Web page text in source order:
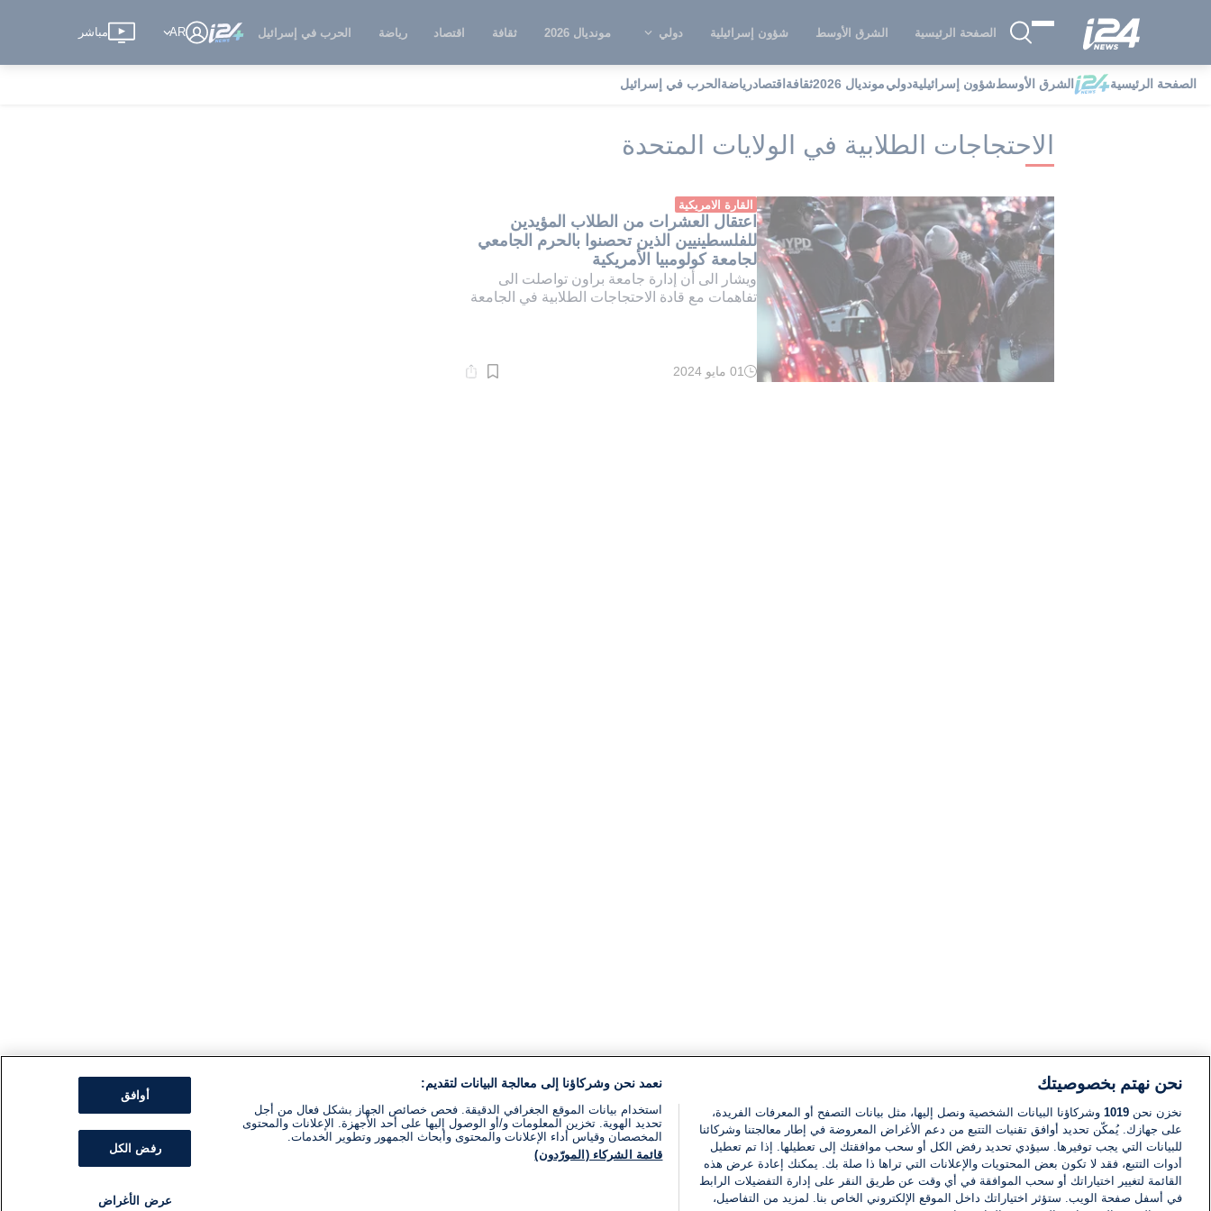
الصفحة الرئيسية الشرق الأوسط شؤون إسرائيلية دولي مونديال 2026 ثقافة اقتصاد رياضة الحرب في إسرائيل AR مباشر
الصفحة الرئيسية الشرق الأوسطشؤون إسرائيليةدوليمونديال 2026 ثقافة اقتصادرياضة الحرب في إسرائيل i24NEWS i24NEWS فهرس علامات الاحتجاجات الطلابية في الولايات المتحدة
الاحتجاجات الطلابية في الولايات المتحدة
القارة الامريكية
اعتقال العشرات من الطلاب المؤيدين
للفلسطينيين الذين تحصنوا بالحرم الجامعي
لجامعة كولومبيا الأمريكية
ويشار الى أن إدارة جامعة براون تواصلت الى
تفاهمات مع قادة الاحتجاجات الطلابية في الجامعة
وقت
01 مايو 2024
نحن نهتم بخصوصيتك
نخزن نحن 1019 وشركاؤنا البيانات الشخصية ونصل إليها، مثل بيانات التصفح أو المعرفات الفريدة،
على جهازك. يُمكّن تحديد أوافق تقنيات التتبع من دعم الأغراض المعروضة في إطار معالجتنا وشركائنا
للبيانات التي يجب توفيرها. سيؤدي تحديد رفض الكل أو سحب موافقتك إلى تعطيلها. إذا تم تعطيل
أدوات التتبع، فقد لا تكون بعض المحتويات والإعلانات التي تراها ذا صلة بك. يمكنك إعادة عرض هذه
القائمة لتغيير اختياراتك أو سحب الموافقة في أي وقت عن طريق النقر على إدارة التفضيلات الرابط
في أسفل صفحة الويب. ستؤثر اختياراتك داخل الموقع الإلكتروني الخاص بنا. لمزيد من التفاصيل،
نعمد نحن وشركاؤنا إلى معالجة البيانات لتقديم:
استخدام بيانات الموقع الجغرافي الدقيقة. فحص خصائص الجهاز بشكل فعال من أجل
تحديد الهوية. تخزين المعلومات و/أو الوصول إليها على أحد الأجهزة. الإعلانات والمحتوى
المخصصان وقياس أداء الإعلانات والمحتوى وأبحاث الجمهور وتطوير الخدمات.
قائمة الشركاء (المورّدون)
أوافق
رفض الكل
عرض الأغراض